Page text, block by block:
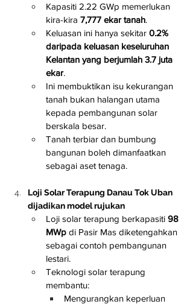
Kapasiti 2.22 GWp memerlukan
kira-kira 7,777 ekar tanah.
Keluasan ini hanya sekitar 0.2%
daripada keluasan keseluruhan
Kelantan yang berjumlah 3.7 juta
ekar.
Ini membuktikan isu kekurangan
tanah bukan halangan utama
kepada pembangunan solar
berskala besar.
Tanah terbiar dan bumbung
bangunan boleh dimanfaatkan
sebagai aset tenaga.
Loji Solar Terapung Danau Tok Uban
dijadikan model rujukan
Loji solar terapung berkapasiti 98
MWp di Pasir Mas diketengahkan
sebagai contoh pembangunan
lestari.
Teknologi solar terapung
membantu:
Mengurangkan keperluan